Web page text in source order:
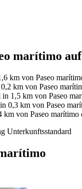
marítimo
km von Paseo
km von Paseo
1,5 km von Paseo
0,3 km von Paseo
von Paseo
Unterkunftsstandard